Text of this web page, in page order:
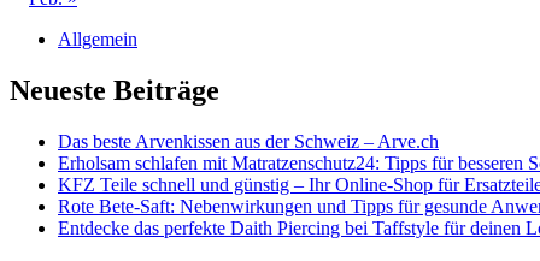
Allgemein
Neueste Beiträge
Das beste Arvenkissen aus der Schweiz – Arve.ch
Erholsam schlafen mit Matratzenschutz24: Tipps für besseren
KFZ Teile schnell und günstig – Ihr Online-Shop für
Rote Bete-Saft: Nebenwirkungen und Tipps für gesunde
Entdecke das perfekte Daith Piercing bei Taffstyle für deinen